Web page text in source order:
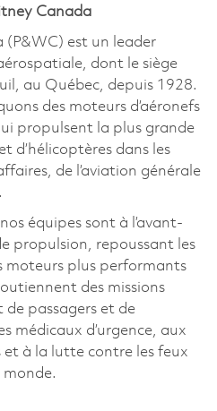
Canada
est un leader
dont le siège
au Québec, depuis 1928.
des moteurs d’aéronefs
propulsent la plus grande
d’hélicoptères dans les
de l’aviation générale
équipes sont à l’avant-
propulsion, repoussant les
moteurs plus performants
des missions
de passagers et de
médicaux d’urgence, aux
à la lutte contre les feux